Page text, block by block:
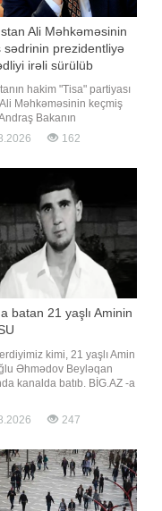
Ali Məhkəməsinin
sədrinin prezidentliyə
irəli sürülüb
hakim "Tisa" partiyası
Məhkəməsinin keçmiş
Bakanın
namizədliyini irəli
"Reuters"ə istinadən
avqustun 11-i bu vəzifəyə
162
batan 21 yaşlı Aminin
kimi, 21 yaşlı Amin
Əhmədov Beyləqan
kanalda batıb. BİG.AZ -a
6-da rayon ərazisindən
Xan Qızı" adlı beton
tapılması istiqamətində
tədbirlər
247